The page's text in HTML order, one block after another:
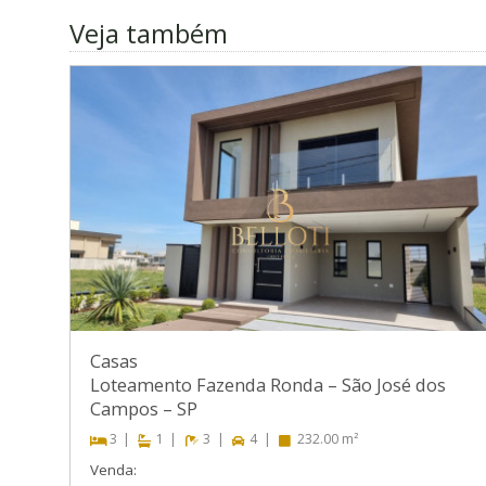
Veja também
Casas
Loteamento Fazenda Ronda – São José dos
Campos – SP
3 1 3 4 232.00 m²
Venda: